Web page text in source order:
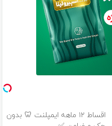
اقساط ۱۲ ماهه ایمپلنت 🦷 بدون